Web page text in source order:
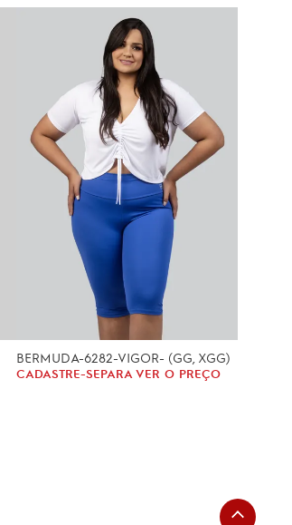
BERMUDA-6282-VIGOR- (GG, XGG)
CADASTRE-SEPARA VER O PREÇO